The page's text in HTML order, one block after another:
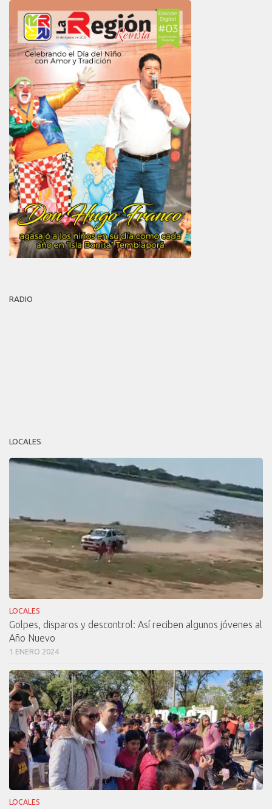
RADIO
LOCALES
LOCALES
Golpes, disparos y descontrol: Así reciben algunos jóvenes al
Año Nuevo
1 ENERO 2024
LOCALES